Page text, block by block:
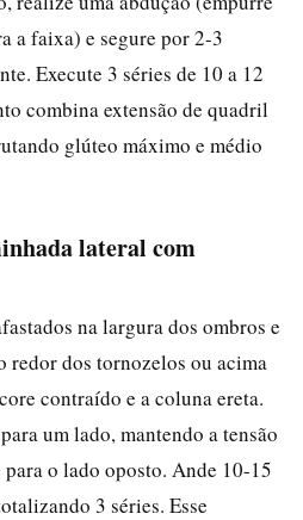
a faixa) e segure por 2-3
Execute 3 séries de 10 a 12
combina extensão de quadril
glúteo máximo e médio
lateral com
na largura dos ombros e
redor dos tornozelos ou acima
contraído e a coluna ereta.
um lado, mantendo a tensão
o lado oposto. Ande 10-15
3 séries. Esse